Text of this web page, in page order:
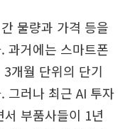
물량과 가격 등을
과거에는 스마트폰
개월 단위의 단기
그러나 최근 AI 투자
부품사들이 1년